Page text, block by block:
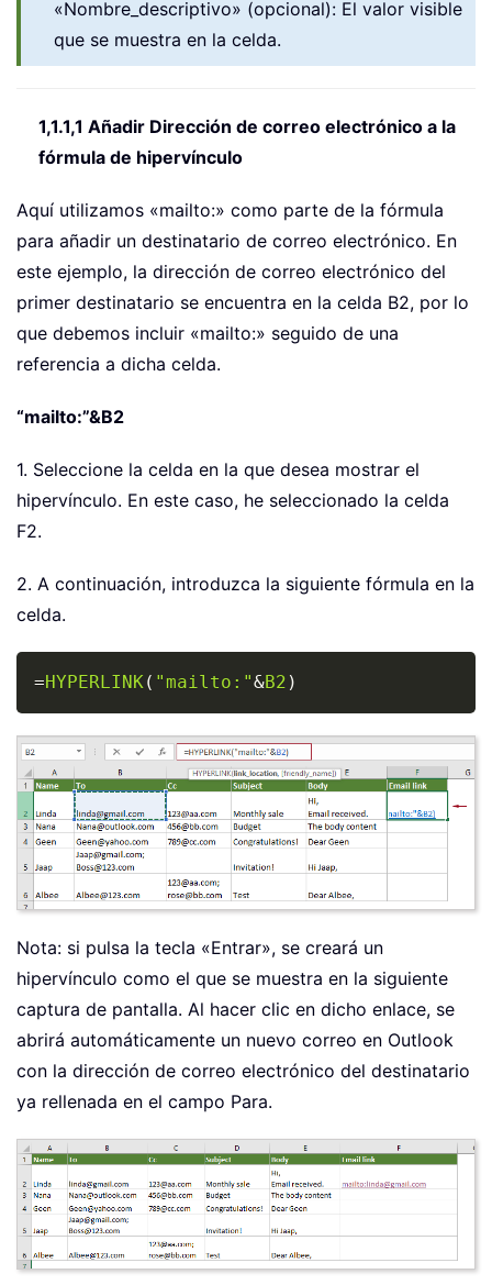
«Nombre_descriptivo» (opcional): El valor visible
que se muestra en la celda.
1,1.1,1 Añadir Dirección de correo electrónico a la
fórmula de hipervínculo
Aquí utilizamos «mailto:» como parte de la fórmula
para añadir un destinatario de correo electrónico. En
este ejemplo, la dirección de correo electrónico del
primer destinatario se encuentra en la celda B2, por lo
que debemos incluir «mailto:» seguido de una
referencia a dicha celda.
“mailto:”&B2
1. Seleccione la celda en la que desea mostrar el
hipervínculo. En este caso, he seleccionado la celda
F2.
2. A continuación, introduzca la siguiente fórmula en la
celda.
=HYPERLINK( "mailto:"&B2 )
Nota: si pulsa la tecla «Entrar», se creará un
hipervínculo como el que se muestra en la siguiente
captura de pantalla. Al hacer clic en dicho enlace, se
abrirá automáticamente un nuevo correo en Outlook
con la dirección de correo electrónico del destinatario
ya rellenada en el campo Para.